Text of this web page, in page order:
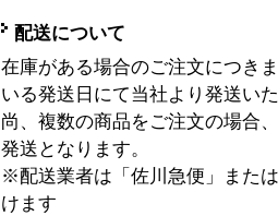
配送について
在庫がある場合のご注文につき
いる発送日にて当社より発送い
尚、複数の商品をご注文の場合
発送となります。
※配送業者は「佐川急便」また
けます